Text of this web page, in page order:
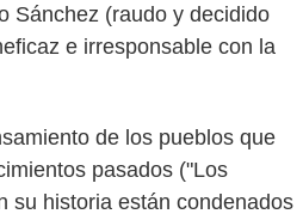
Sánchez (raudo y decidido
e irresponsable con la
de los pueblos que
pasados ("Los
su historia están condenados